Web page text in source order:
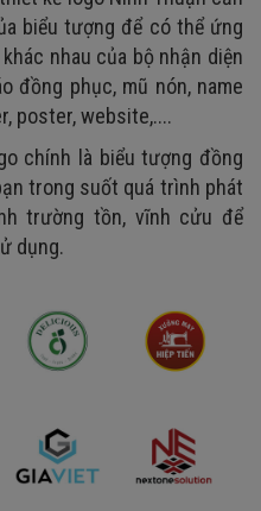
biểu tượng để có thể ứng
nhau của bộ nhận diện
đồng phục, mũ nón, name
poster, website,....
chính là biểu tượng đồng
trong suốt quá trình phát
trường tồn, vĩnh cửu để
dụng.